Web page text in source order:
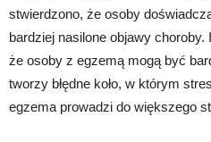
stwierdzono, że osoby
bardziej nasilone objawy
że osoby z egzemą mogą być
tworzy błędne koło, w którym
egzema prowadzi do większego